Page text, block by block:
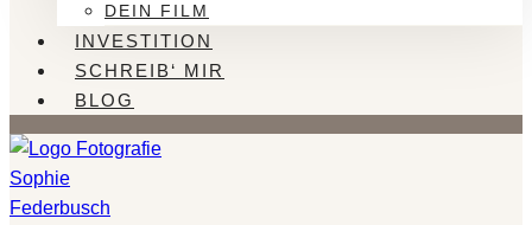
DEIN FILM
INVESTITION
SCHREIB‘ MIR
BLOG